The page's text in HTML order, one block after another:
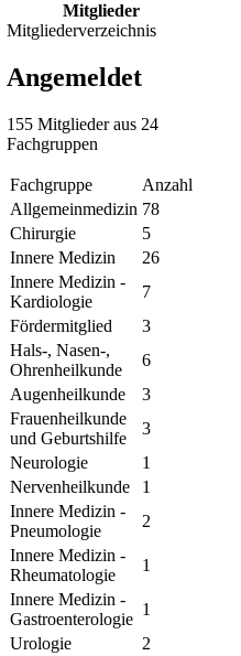
Mitglieder
Mitgliederverzeichnis
Angemeldet
155 Mitglieder aus 24
Fachgruppen
Fachgruppe
Anzahl
Allgemeinmedizin 78
Chirurgie
5
Innere Medizin
26
Innere Medizin -
Kardiologie
7
Fördermitglied
3
Hals-, Nasen-,
Ohrenheilkunde
6
Augenheilkunde
3
Frauenheilkunde
und Geburtshilfe
3
Neurologie
1
Nervenheilkunde
1
Innere Medizin -
Pneumologie
2
Innere Medizin -
Rheumatologie
1
Innere Medizin -
Gastroenterologie
1
Urologie
2